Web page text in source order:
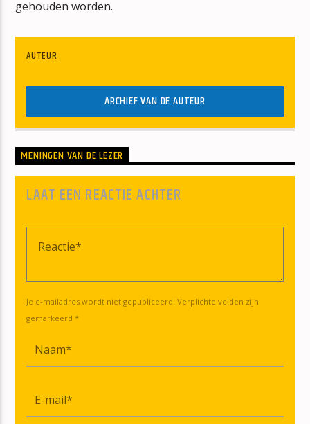
mz-radio
gehouden worden.
AUTEUR
ARCHIEF VAN DE AUTEUR
MENINGEN VAN DE LEZER
LAAT EEN REACTIE ACHTER
Je e-mailadres wordt niet gepubliceerd. Verplichte velden zijn
gemarkeerd *